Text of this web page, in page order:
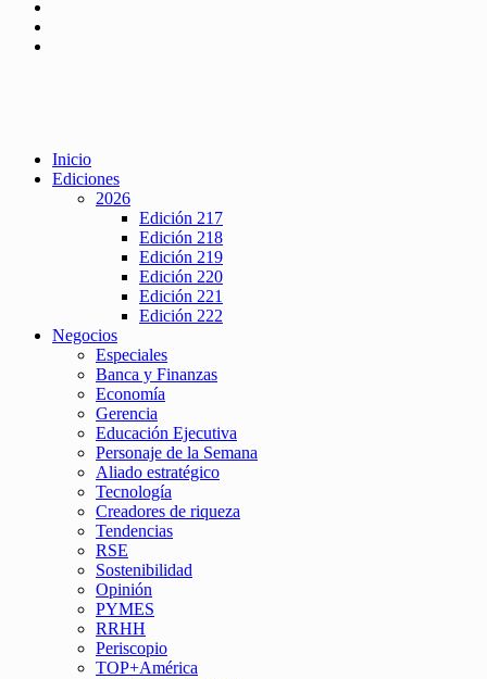
Inicio
Ediciones
2026
Edición 217
Edición 218
Edición 219
Edición 220
Edición 221
Edición 222
Negocios
Especiales
Banca y Finanzas
Economía
Gerencia
Educación Ejecutiva
Personaje de la Semana
Aliado estratégico
Tecnología
Creadores de riqueza
Tendencias
RSE
Sostenibilidad
Opinión
PYMES
RRHH
Periscopio
TOP+América